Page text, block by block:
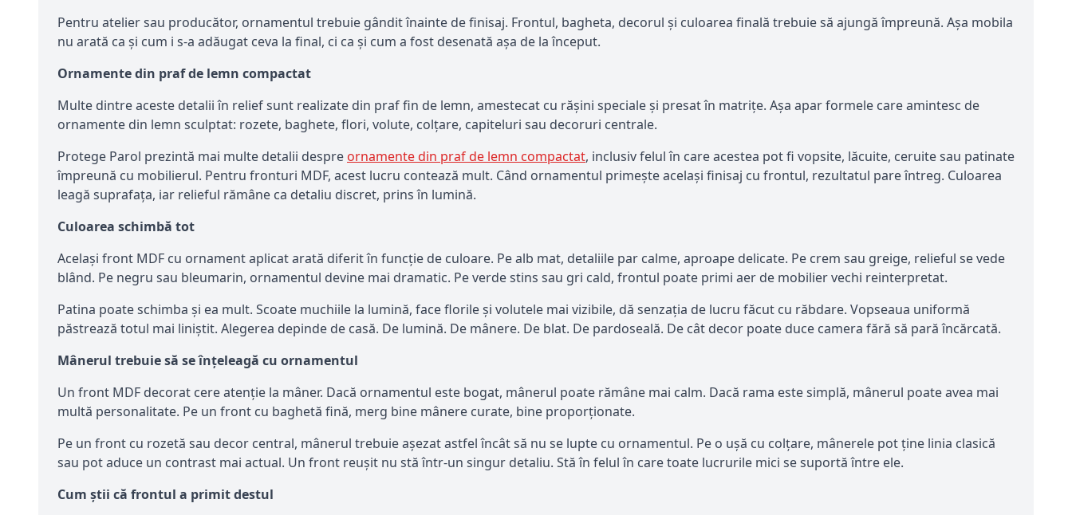
Pentru atelier sau producător, ornamentul trebuie gândit înainte de finisaj. Frontul, bagheta, decorul și culoarea finală trebuie să ajungă împreună. Așa mobila
nu arată ca și cum i s-a adăugat ceva la final, ci ca și cum a fost desenată așa de la început.
Ornamente din praf de lemn compactat
Multe dintre aceste detalii în relief sunt realizate din praf fin de lemn, amestecat cu rășini speciale și presat în matrițe. Așa apar formele care amintesc de
ornamente din lemn sculptat: rozete, baghete, flori, volute, colțare, capiteluri sau decoruri centrale.
Protege Parol prezintă mai multe detalii despre ornamente din praf de lemn compactat, inclusiv felul în care acestea pot fi vopsite, lăcuite, ceruite sau patinate
împreună cu mobilierul. Pentru fronturi MDF, acest lucru contează mult. Când ornamentul primește același finisaj cu frontul, rezultatul pare întreg. Culoarea
leagă suprafața, iar relieful rămâne ca detaliu discret, prins în lumină.
Culoarea schimbă tot
Același front MDF cu ornament aplicat arată diferit în funcție de culoare. Pe alb mat, detaliile par calme, aproape delicate. Pe crem sau greige, relieful se vede
blând. Pe negru sau bleumarin, ornamentul devine mai dramatic. Pe verde stins sau gri cald, frontul poate primi aer de mobilier vechi reinterpretat.
Patina poate schimba și ea mult. Scoate muchiile la lumină, face florile și volutele mai vizibile, dă senzația de lucru făcut cu răbdare. Vopseaua uniformă
păstrează totul mai liniștit. Alegerea depinde de casă. De lumină. De mânere. De blat. De pardoseală. De cât decor poate duce camera fără să pară încărcată.
Mânerul trebuie să se înțeleagă cu ornamentul
Un front MDF decorat cere atenție la mâner. Dacă ornamentul este bogat, mânerul poate rămâne mai calm. Dacă rama este simplă, mânerul poate avea mai
multă personalitate. Pe un front cu baghetă fină, merg bine mânere curate, bine proporționate.
Pe un front cu rozetă sau decor central, mânerul trebuie așezat astfel încât să nu se lupte cu ornamentul. Pe o ușă cu colțare, mânerele pot ține linia clasică
sau pot aduce un contrast mai actual. Un front reușit nu stă într-un singur detaliu. Stă în felul în care toate lucrurile mici se suportă între ele.
Cum știi că frontul a primit destul